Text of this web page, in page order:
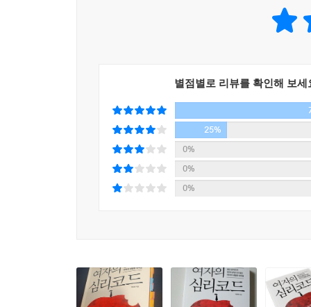
부부나 연인은 매일 가장 가까이에서 접촉하고
니다만 말하는 기술을 세련되게 연마하고 부드럽
---「‘꺾이는 언어, 꺾이는 마음’에서
부부나 연인은 매일 가장 가까이에서 접촉하고
의식하게 하고 부자연스럽게도 하며 통제하기도
게 받아들인 세상의 시선일 수도 있습니다.
그러한 시선 아래 놓여진 상태에서 내가 시선의
우리가 행복이라고 믿어 의심치 않는 화목하고
것도 관념에 지배된 타자의 행복에 지나지 않을
보인다. 그런데 여성은 이 관계에서 만족하기보
황홀감이 아닌 ‘결핍’으로 보인다.
이런 사례는 상담실에서 만나는 많은 여성들
마음속에게는 크고 작은 상처로 겹겹이 쌓여 있
이유가 무엇인지 내 마음을 차근히 살펴보아야
잡은 사회에서는 결핍이 더욱 강해질 수밖에 없
욕망을 만든다.
무의식에서 발견한 ‘알 수 없는 마음’의 진실
- 여자 심리를 바르게 읽기
별점별로 리뷰를 확인해 보세
25%
0%
0%
0%